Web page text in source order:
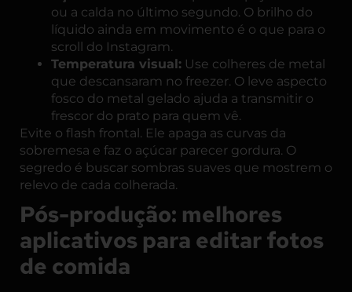
ou a calda no último segundo. O brilho do
líquido ainda em movimento é o que para o
scroll do Instagram.
Temperatura visual: Use colheres de metal
que descansaram no freezer. O leve aspecto
fosco do metal gelado ajuda a transmitir o
frescor do prato para quem vê.
Evite o flash frontal. Ele apaga as curvas da
sobremesa e faz o açúcar parecer gordura. O
segredo é buscar sombras suaves que mostrem o
relevo de cada colherada.
Pós-produção: melhores
aplicativos para editar fotos
de comida